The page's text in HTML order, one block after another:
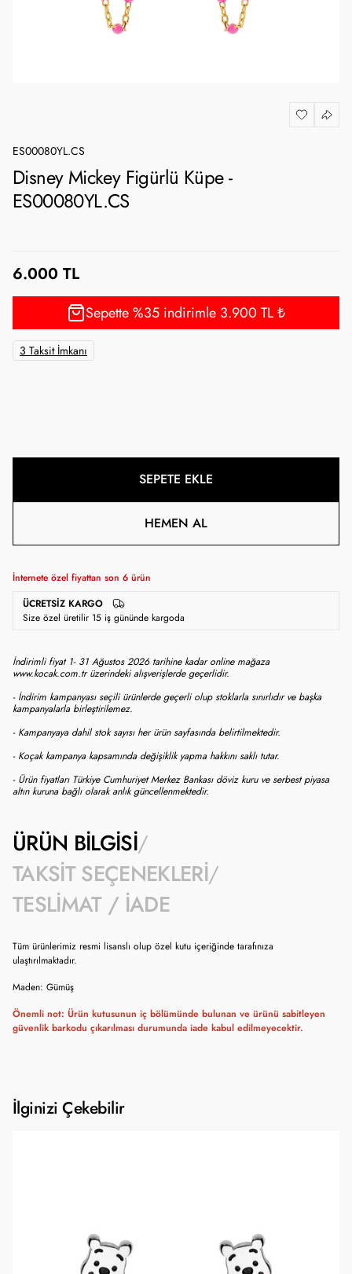
ES00080YL.CS
Disney Mickey Figürlü Küpe -
ES00080YL.CS
Sepette %35 indirimle 3.900 TL ₺
6.000 TL
3 Taksit İmkanı
SEPETE EKLE
HEMEN AL
İnternete özel fiyattan son 6 ürün
ÜCRETSIZ KARGO
Size özel üretilir 15 iş gününde kargoda
İndirimli fiyat 1- 31 Ağustos 2026 tarihine kadar online mağaza
www.kocak.com.tr üzerindeki alışverişlerde geçerlidir.
- İndirim kampanyası seçili ürünlerde geçerli olup stoklarla sınırlıdır ve başka
kampanyalarla birleştirilemez.
- Kampanyaya dahil stok sayısı her ürün sayfasında belirtilmektedir.
- Koçak kampanya kapsamında değişiklik yapma hakkını saklı tutar.
- Ürün fiyatları Türkiye Cumhuriyet Merkez Bankası döviz kuru ve serbest piyasa
altın kuruna bağlı olarak anlık güncellenmektedir.
ÜRÜN BILGISI
TAKSIT SEÇENEKLERI
TESLIMAT / İADE
Tüm ürünlerimiz resmi lisanslı olup özel kutu içeriğinde tarafınıza
ulaştırılmaktadır.
Maden: Gümüş
Önemli not: Ürün kutusunun iç bölümünde bulunan ve ürünü sabitleyen
güvenlik barkodu çıkarılması durumunda iade kabul edilmeyecektir.
İlginizi Çekebilir